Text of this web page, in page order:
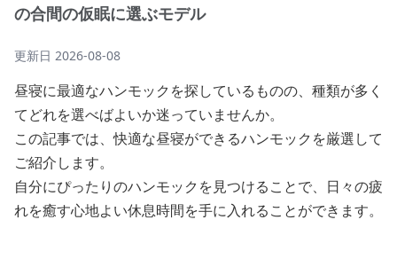
の合間の仮眠に選ぶモデル
更新日 2026-08-08
昼寝に最適なハンモックを探しているものの、種類が多く
てどれを選べばよいか迷っていませんか。
この記事では、快適な昼寝ができるハンモックを厳選して
ご紹介します。
自分にぴったりのハンモックを見つけることで、日々の疲
れを癒す心地よい休息時間を手に入れることができます。